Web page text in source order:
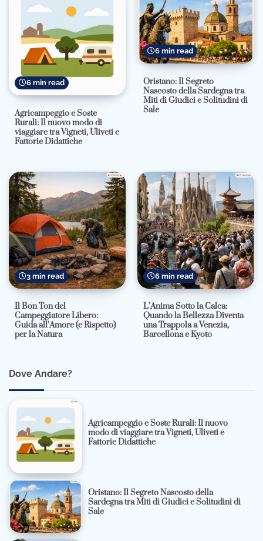
6 min read
Agricampeggio e Soste
Rurali: Il nuovo modo di
viaggiare tra Vigneti, Uliveti e
Fattorie Didattiche
6 min read
Oristano: Il Segreto
Nascosto della Sardegna tra
Miti di Giudici e Solitudini di
Sale
3 min read
Il Bon Ton del
Campeggiatore Libero:
Guida all’Amore (e Rispetto)
per la Natura
6 min read
L’Anima Sotto la Calca:
Quando la Bellezza Diventa
una Trappola a Venezia,
Barcellona e Kyoto
Dove Andare?
Agricampeggio e Soste Rurali: Il nuovo
modo di viaggiare tra Vigneti, Uliveti e
Fattorie Didattiche
Oristano: Il Segreto Nascosto della
Sardegna tra Miti di Giudici e Solitudini di
Sale